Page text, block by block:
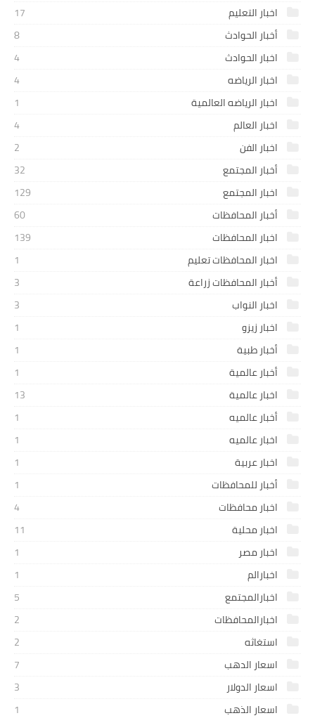
اخبار التعليم
17
أخبار الحوادث
8
اخبار الحوادث
4
اخبار الرياضه
4
اخبار الرياضه العالمية
1
اخبار العالم
4
اخبار الفن
2
أخبار المجتمع
32
اخبار المجتمع
129
أخبار المحافظات
60
اخبار المحافظات
139
اخبار المحافظات تعليم
1
أخبار المحافظات زراعة
3
اخبار النواب
3
اخبار زيزو
1
أخبار طبية
1
أخبار عالمية
1
اخبار عالمية
13
أخبار عالميه
1
اخبار عالميه
1
اخبار عربية
1
أخبار للمحافظات
1
اخبار محافظات
4
اخبار محلية
11
اخبار مصر
1
اخبارالم
1
اخبارالمجتمع
5
اخبارالمحافظات
2
استغاثه
2
اسعار الدهب
7
اسعار الدولار
3
اسعار الذهب
1